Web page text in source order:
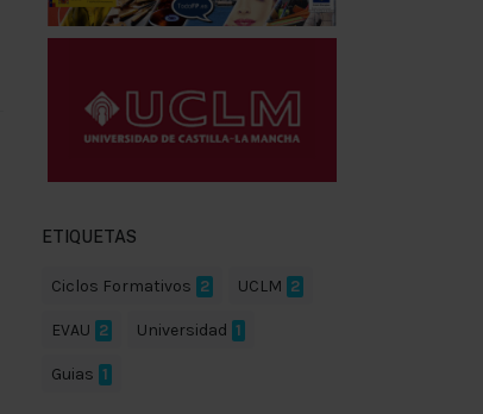
ETIQUETAS
Ciclos Formativos 2 UCLM 2
EVAU 2 Universidad 1
Guias 1